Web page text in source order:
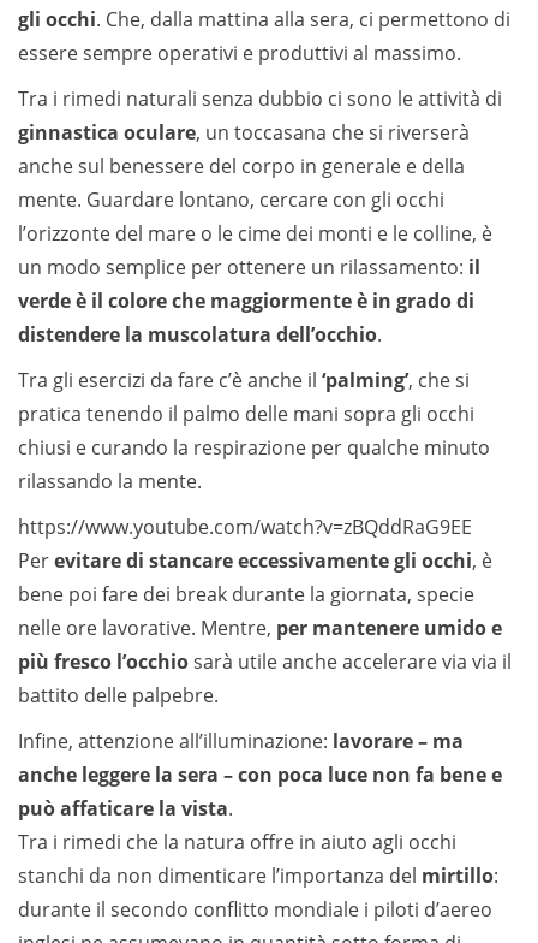
gli occhi. Che, dalla mattina alla sera, ci permettono di
essere sempre operativi e produttivi al massimo.
Tra i rimedi naturali senza dubbio ci sono le attività di
ginnastica oculare, un toccasana che si riverserà
anche sul benessere del corpo in generale e della
mente. Guardare lontano, cercare con gli occhi
l’orizzonte del mare o le cime dei monti e le colline, è
un modo semplice per ottenere un rilassamento: il
verde è il colore che maggiormente è in grado di
distendere la muscolatura dell’occhio.
Tra gli esercizi da fare c’è anche il ‘palming’, che si
pratica tenendo il palmo delle mani sopra gli occhi
chiusi e curando la respirazione per qualche minuto
rilassando la mente.
https://www.youtube.com/watch?v=zBQddRaG9EE
Perevitare di stancare eccessivamente gli occhi, è
bene poi fare dei break durante la giornata, specie
nelle ore lavorative. Mentre, per mantenere umido e
più fresco l’occhiosarà utile anche accelerare via via il
battito delle palpebre.
Infine, attenzione all’illuminazione: lavorare – ma
anche leggere la sera – con poca luce non fa bene e
può affaticare la vista.
Tra i rimedi che la natura offre in aiuto agli occhi
stanchi da non dimenticare l’importanza del mirtillo:
durante il secondo conflitto mondiale i piloti d’aereo